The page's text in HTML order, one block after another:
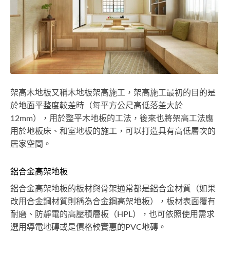
架高木地板又稱木地板架高施工，架高施工最初的目的是
於地面平整度較差時（每平方公尺高低落差大於
12mm），用於整平木地板的工法，後來也將架高工法應
用於地板床、和室地板的施工，可以打造具有高低層次的
居家空間。
鋁合金高架地板
鋁合金高架地板的板材與骨架通常都是鋁合金材質（如果
改用合金鋼材質則稱為合金鋼高架地板），板材表面覆有
耐磨、防靜電的高壓積層板（HPL），也可依照使用需求
選用導電地磚或是價格較實惠的PVC地磚。